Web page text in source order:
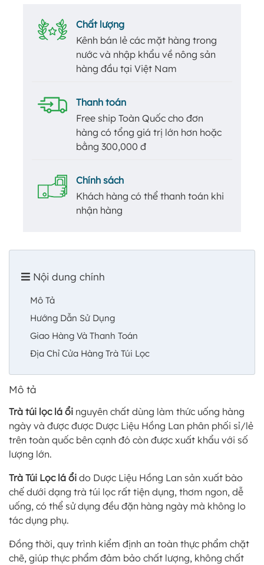
Chất lượng
Kênh bán lẻ các mặt hàng trong
nước và nhập khẩu về nông sản
hàng đầu tại Việt Nam
Thanh toán
Free ship Toàn Quốc cho đơn
hàng có tổng giá trị lớn hơn hoặc
bằng 300,000 đ
Chính sách
Khách hàng có thể thanh toán khi
nhận hàng
Nội dung chính
Mô Tả
Hướng Dẫn Sử Dụng
Giao Hàng Và Thanh Toán
Địa Chỉ Cửa Hàng Trà Túi Lọc
Mô tả
Trà túi lọc lá ổi nguyên chất dùng làm thức uống hàng
ngày và được được Dược Liệu Hồng Lan phân phối sỉ/lẻ
trên toàn quốc bên cạnh đó còn được xuất khẩu với số
lượng lớn.
Trà Túi Lọc lá ổi do Dược Liệu Hồng Lan sản xuất bào
chế dưới dạng trà túi lọc rất tiện dụng, thơm ngon, dễ
uống, có thể sử dụng đều đặn hàng ngày mà không lo
tác dụng phụ.
Đồng thời, quy trình kiểm định an toàn thực phẩm chặt
chẽ, giúp thực phẩm đảm bảo chất lượng, không chất